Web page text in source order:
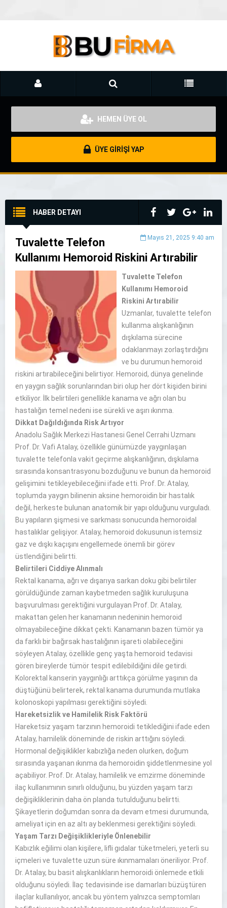
HEMEN ÜYE OL
ÜYE GİRİŞİ YAP
HABER DETAYI
Mayıs 21, 2025 9:40 am
Tuvalette Telefon
Kullanımı Hemoroid Riskini Artırabilir
Tuvalette Telefon
Kullanımı Hemoroid
Riskini Artırabilir
Uzmanlar, tuvalette telefon
kullanma alışkanlığının
dışkılama sürecine
odaklanmayı zorlaştırdığını
ve bu durumun hemoroid
riskini artırabileceğini belirtiyor. Hemoroid, dünya genelinde
en yaygın sağlık sorunlarından biri olup her dört kişiden birini
etkiliyor. İlk belirtileri genellikle kanama ve ağrı olan bu
hastalığın temel nedeni ise sürekli ve aşırı ıkınma.
Dikkat Dağıldığında Risk Artıyor
Anadolu Sağlık Merkezi Hastanesi Genel Cerrahi Uzmanı
Prof. Dr. Vafi Atalay, özellikle günümüzde yaygınlaşan
tuvalette telefonla vakit geçirme alışkanlığının, dışkılama
sırasında konsantrasyonu bozduğunu ve bunun da hemoroid
gelişimini tetikleyebileceğini ifade etti. Prof. Dr. Atalay,
toplumda yaygın bilinenin aksine hemoroidin bir hastalık
değil, herkeste bulunan anatomik bir yapı olduğunu vurguladı.
Bu yapıların şişmesi ve sarkması sonucunda hemoroidal
hastalıklar gelişiyor. Atalay, hemoroid dokusunun istemsiz
gaz ve dışkı kaçışını engellemede önemli bir görev
üstlendiğini belirtti.
Belirtileri Ciddiye Alınmalı
Rektal kanama, ağrı ve dışarıya sarkan doku gibi belirtiler
görüldüğünde zaman kaybetmeden sağlık kuruluşuna
başvurulması gerektiğini vurgulayan Prof. Dr. Atalay,
makattan gelen her kanamanın nedeninin hemoroid
olmayabileceğine dikkat çekti. Kanamanın bazen tümör ya
da farklı bir bağırsak hastalığının işareti olabileceğini
söyleyen Atalay, özellikle genç yaşta hemoroid tedavisi
gören bireylerde tümör tespit edilebildiğini dile getirdi.
Kolorektal kanserin yaygınlığı arttıkça görülme yaşının da
düştüğünü belirterek, rektal kanama durumunda mutlaka
kolonoskopi yapılması gerektiğini söyledi.
Hareketsizlik ve Hamilelik Risk Faktörü
Hareketsiz yaşam tarzının hemoroidi tetiklediğini ifade eden
Atalay, hamilelik döneminde de riskin arttığını söyledi.
Hormonal değişiklikler kabızlığa neden olurken, doğum
sırasında yaşanan ıkınma da hemoroidin şiddetlenmesine yol
açabiliyor. Prof. Dr. Atalay, hamilelik ve emzirme döneminde
ilaç kullanımının sınırlı olduğunu, bu yüzden yaşam tarzı
değişikliklerinin daha ön planda tutulduğunu belirtti.
Şikayetlerin doğumdan sonra da devam etmesi durumunda,
ameliyat için en az altı ay beklenmesi gerektiğini söyledi.
Yaşam Tarzı Değişiklikleriyle Önlenebilir
Kabızlık eğilimi olan kişilere, lifli gıdalar tüketmeleri, yeterli su
içmeleri ve tuvalette uzun süre ıkınmamaları öneriliyor. Prof.
Dr. Atalay, bu basit alışkanlıkların hemoroidi önlemede etkili
olduğunu söyledi. İlaç tedavisinde ise damarları büzüştüren
ilaçlar kullanılıyor, ancak bu yöntem yalnızca semptomları